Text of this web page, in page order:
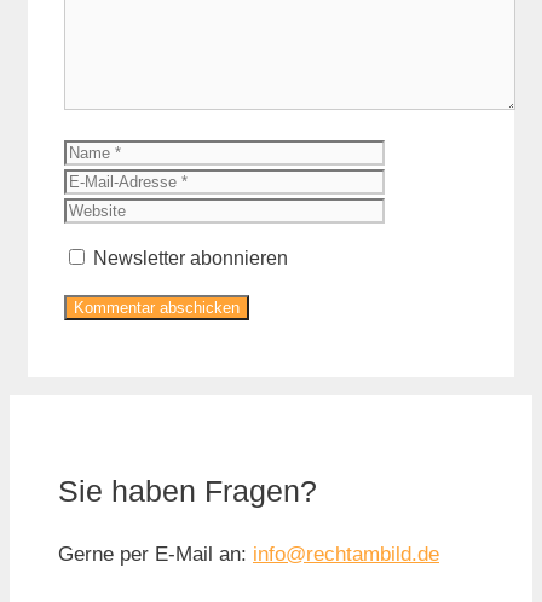
Name
Newsletter abonnieren
Sie haben Fragen?
Gerne per E-Mail an: info@rechtambild.de